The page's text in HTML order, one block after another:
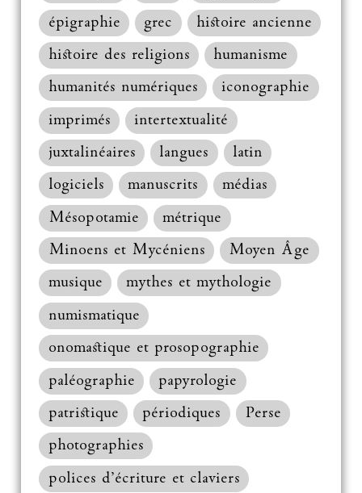
épigraphie
grec
histoire ancienne
histoire des religions
humanisme
humanités numériques
iconographie
imprimés
intertextualité
juxtalinéaires
langues
latin
logiciels
manuscrits
médias
Mésopotamie
métrique
Minoens et Mycéniens
Moyen Âge
musique
mythes et mythologie
numismatique
onomastique et prosopographie
paléographie
papyrologie
patristique
périodiques
Perse
photographies
polices d’écriture et claviers